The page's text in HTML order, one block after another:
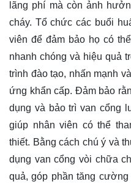
lãng phí mà còn ảnh
cháy. Tổ chức các buổi
viên để đảm bảo họ có
nhanh chóng và hiệu quả
trình đào tạo, nhấn mạnh
ứng khẩn cấp. Đảm bảo
dụng và bảo trì van cổng
giúp nhân viên có thể
thiết. Bằng cách chú ý và
dụng van cổng vòi chữa
quả, góp phần tăng